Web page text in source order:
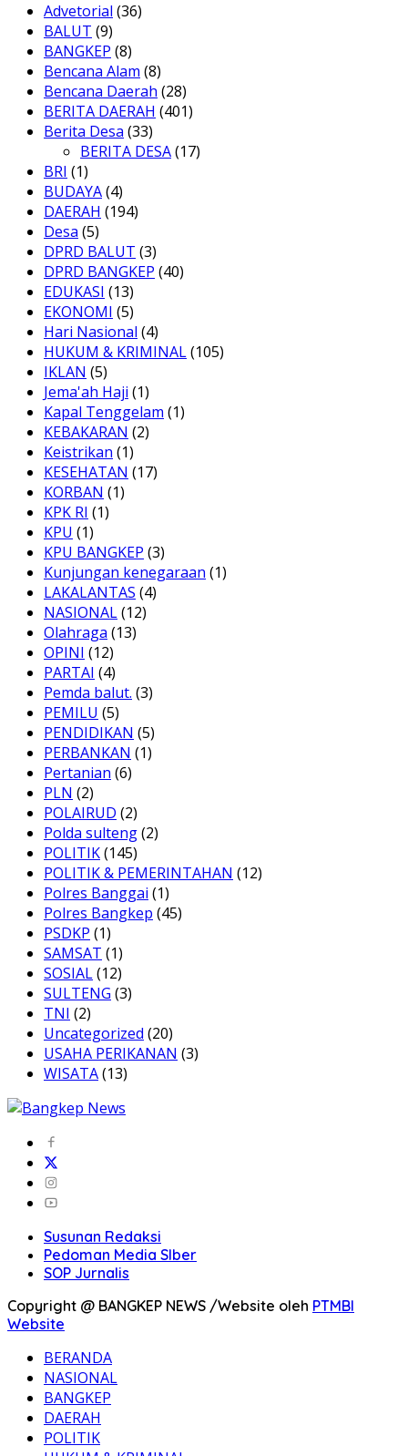
Advetorial (36)
BALUT (9)
BANGKEP (8)
Bencana Alam (8)
Bencana Daerah (28)
BERITA DAERAH (401)
Berita Desa (33)
BERITA DESA(17)
BRI (1)
BUDAYA(4)
DAERAH (194)
Desa (5)
DPRD BALUT (3)
DPRD BANGKEP (40)
EDUKASI (13)
EKONOMI (5)
Hari Nasional (4)
HUKUM & KRIMINAL(105)
IKLAN (5)
Jema'ah Haji (1)
Kapal Tenggelam (1)
KEBAKARAN (2)
Keistrikan (1)
KESEHATAN (17)
KORBAN (1)
KPK RI (1)
KPU (1)
KPU BANGKEP (3)
Kunjungan kenegaraan (1)
LAKALANTAS (4)
NASIONAL(12)
Olahraga (13)
OPINI (12)
PARTAI (4)
Pemda balut. (3)
PEMILU (5)
PENDIDIKAN (5)
PERBANKAN (1)
Pertanian (6)
PLN (2)
POLAIRUD (2)
Polda sulteng(2)
POLITIK(145)
POLITIK & PEMERINTAHAN (12)
Polres Banggai (1)
Polres Bangkep (45)
PSDKP (1)
SAMSAT (1)
SOSIAL(12)
SULTENG (3)
TNI (2)
Uncategorized (20)
USAHA PERIKANAN (3)
WISATA(13)
Susunan Redaksi
Pedoman Media SIber
SOP Jurnalis
Copyright @ BANGKEP NEWS /Website oleh PTMBI
Website
BERANDA
NASIONAL
BANGKEP
DAERAH
POLITIK